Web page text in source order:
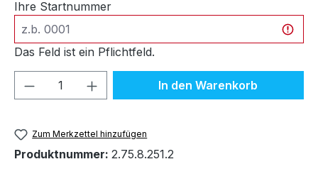
Ihre Startnummer
Das Feld ist ein Pflichtfeld.
Produkt Anzahl: Gib denIn den Warenkorb
Zum Merkzettel hinzufügen
Produktnummer: 2.75.8.251.2